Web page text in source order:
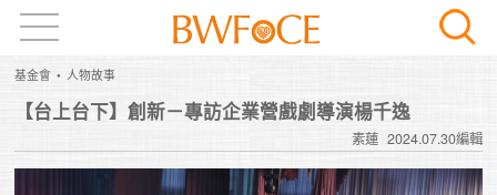
基金會 人物故事
【台上台下】創新－專訪企業營戲劇導演楊千逸
素蓮 2024.07.30編輯